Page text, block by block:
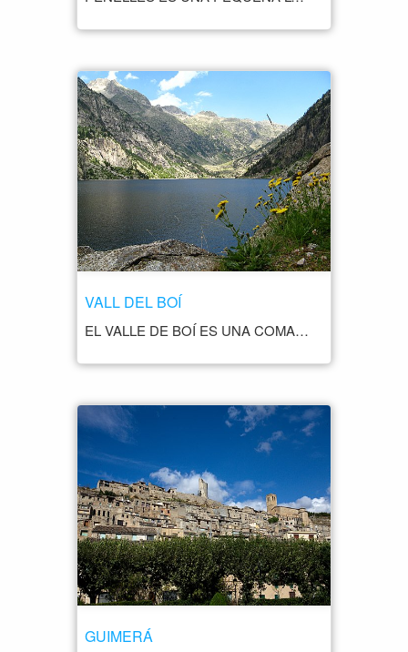
VALL DEL BOÍ
EL VALLE DE BOÍ ES UNA COMARCA SITUADA EN EL EXTREMO NORTE DE LA PROVINCIA DE LÉRIDA. ES CONOCIDA POR SU IMPRESIONANTE PATRIMONIO CULTURAL Y NATURAL, Y HA SIDO DECLARADA PATRIMONIO DE LA HUMANIDAD POR LA UNESCO. UNA DE LAS PRINCIPALES ATRACCIONES DEL VALLE DE BOÍ ES SU IMPRESIONANTE CONJUNTO DE IGLESIAS ROMÁNICAS, QUE SE ENCUENTRAN EN LAS LOCALIDADES DE TAÜLL, BOÍ, CÓLL Y OTRAS LOCALIDADES DE LA ZONA. ESTAS IGLESIAS SE CARACTERIZAN POR SU ARQUITECTURA ROMÁNICA, SUS FRESCOS Y SU DECORACIÓN, Y SON CONSIDERADAS UNO DE LOS MEJORES EJEMPLOS DE ARTE ROMÁNICO DE EUROPA. ADEMÁS DE SU PATRIMONIO CULTURAL, EL VALLE DE BOÍ CUENTA CON UN IMPRESIONANTE PAISAJE DE MONTAÑAS, RÍOS Y BOSQUES, QUE LO CONVIERTEN EN UN DESTINO IDEAL PARA LOS AMANTES DE LA NATURALEZA Y EL SENDERISMO. LA ZONA TAMBIÉN ES CONOCIDA POR SUS DEPORTES DE AVENTURA, COMO EL RAFTING, LA ESCALADA Y EL ESQUÍ.
GUIMERÁ